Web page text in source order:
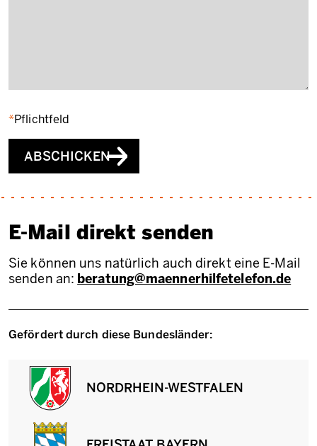
Pflichtfeld
ABSCHICKEN
E-Mail direkt senden
Sie können uns natürlich auch direkt eine E-Mail
senden an: beratung@maennerhilfetelefon.de
Gefördert durch diese Bundesländer:
NORDRHEIN-WESTFALEN